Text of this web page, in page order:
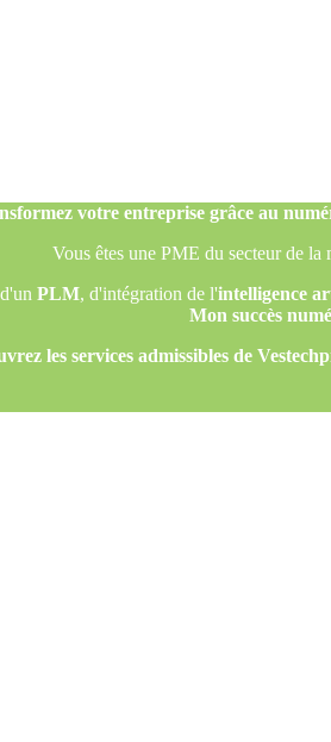
votre entreprise grâce au
Vous êtes une PME du secteur de la
PLM, d'intégration de l'intelligence
Mon succès
les services admissibles de